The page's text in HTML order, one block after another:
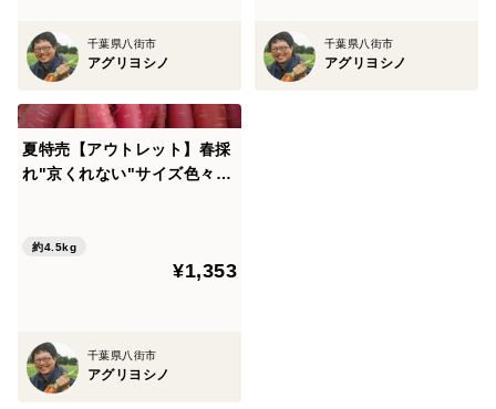
【においは？】
においはあまりなく、昔のにんじんのようなにおいが少
切るとにんじん独特の香りが強くなります。
重さは太さによって変わります。
サイズいろいろにて、
千葉県八街市
アグリヨシノ
千葉県八街市
アグリヨシノ
夏特売【アウトレット】春採
れ"京くれない"サイズ色々☆
約4.5kg
¥1,353
千葉県八街市
アグリヨシノ